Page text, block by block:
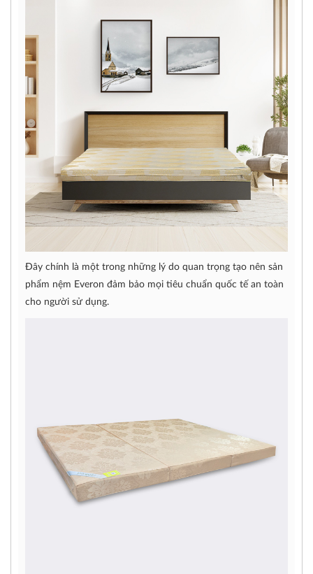
Đây chính là một trong những lý do quan trọng tạo nên sản
phẩm nệm Everon đảm bảo mọi tiêu chuẩn quốc tế an toàn
cho người sử dụng.